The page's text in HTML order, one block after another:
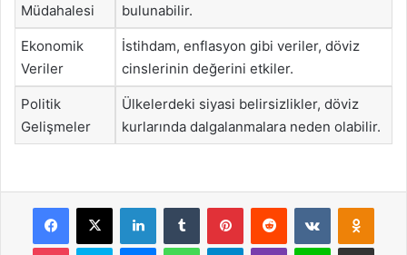
Müdahalesi
bulunabilir.
Ekonomik
Veriler
İstihdam, enflasyon gibi veriler, döviz
cinslerinin değerini etkiler.
Politik
Gelişmeler
Ülkelerdeki siyasi belirsizlikler, döviz
kurlarında dalgalanmalara neden olabilir.
Facebook
X LinkedInTumblr PinterestReddit VKontakte
Pocket Skype MessengerWhatsAppTelegramViber Line E-Posta ile